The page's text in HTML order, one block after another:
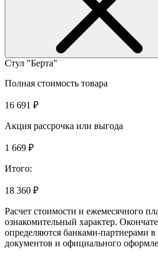
Стул "Берта"
Полная стоимость товара
16 691 ₽
Акция рассрочка или выгода
1 669 ₽
Итого:
18 360 ₽
Расчет стоимости и ежемесячного
ознакомительный характер.
определяются банками-партнерами
документов и официального